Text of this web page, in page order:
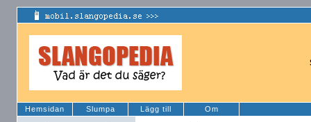
Hemsidan Slumpa Lägg till Om